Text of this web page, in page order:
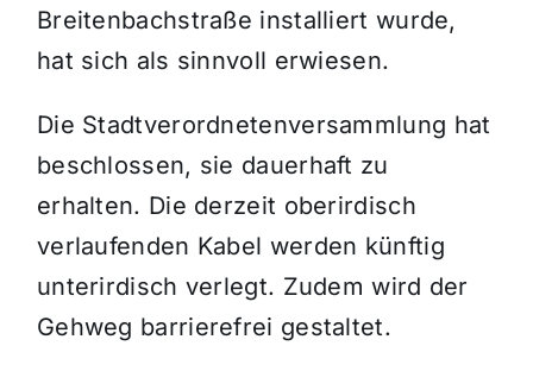
Breitenbachstraße installiert wurde,
hat sich als sinnvoll erwiesen.
Die Stadtverordnetenversammlung hat
beschlossen, sie dauerhaft zu
erhalten. Die derzeit oberirdisch
verlaufenden Kabel werden künftig
unterirdisch verlegt. Zudem wird der
Gehweg barrierefrei gestaltet.